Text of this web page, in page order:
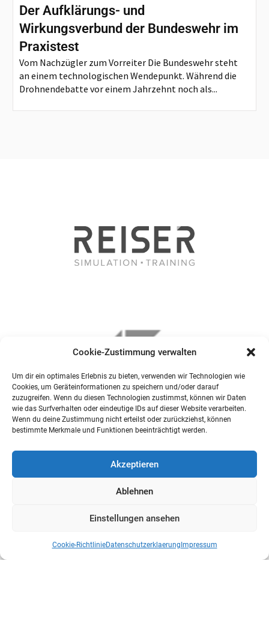
Cookie-Zustimmung verwalten
Um dir ein optimales Erlebnis zu bieten, verwenden wir Technologien wie
Cookies, um Geräteinformationen zu speichern und/oder darauf
zuzugreifen. Wenn du diesen Technologien zustimmst, können wir Daten
wie das Surfverhalten oder eindeutige IDs auf dieser Website verarbeiten.
Wenn du deine Zustimmung nicht erteilst oder zurückziehst, können
bestimmte Merkmale und Funktionen beeinträchtigt werden.
Akzeptieren
Ablehnen
Einstellungen ansehen
Cookie-RichtlinieDatenschutzerklaerung Impressum
Der Aufklärungs- und
Wirkungsverbund der Bundeswehr im
Praxistest
Vom Nachzügler zum Vorreiter Die Bundeswehr steht
an einem technologischen Wendepunkt. Während die
Drohnendebatte vor einem Jahrzehnt noch als...